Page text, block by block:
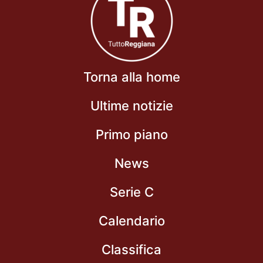
Torna alla home
Ultime notizie
Primo piano
News
Serie C
Calendario
Classifica